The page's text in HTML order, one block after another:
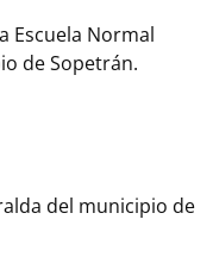
Escuela Normal
de Sopetrán.
del municipio de